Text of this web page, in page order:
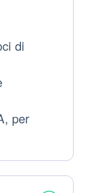
di
per